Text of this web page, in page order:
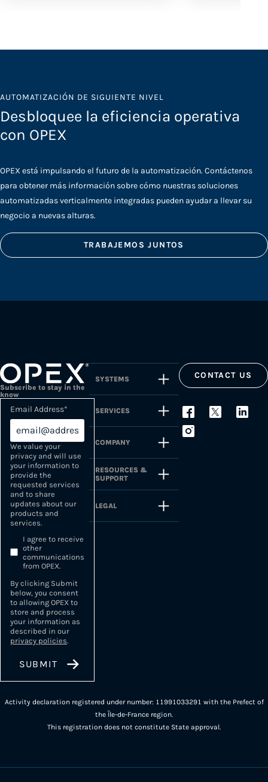
AUTOMATIZACIÓN DE SIGUIENTE NIVEL
Desbloquee la eficiencia operativa
con OPEX
OPEX está impulsando el futuro de la automatización. Contáctenos
para obtener más información sobre cómo nuestras soluciones
automatizadas verticalmente integradas pueden ayudar a llevar su
negocio a nuevas alturas.
TRABAJEMOS JUNTOS
Subscribe to stay in the
know
Email Address*
We value your
privacy and will use
your information to
provide the
requested services
and to share
updates about our
products and
services.
I agree to receive
other
communications
from OPEX.
By clicking Submit
below, you consent
to allowing OPEX to
store and process
your information as
described in our
privacy policies.
SYSTEMS
SERVICES
COMPANY
RESOURCES &
SUPPORT
LEGAL
CONTACT US
Activity declaration registered under number: 11991033291 with the Prefect of
the Île-de-France region.
This registration does not constitute State approval.